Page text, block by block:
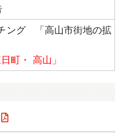
ング 「高山市街地の拡
町・ 高山」